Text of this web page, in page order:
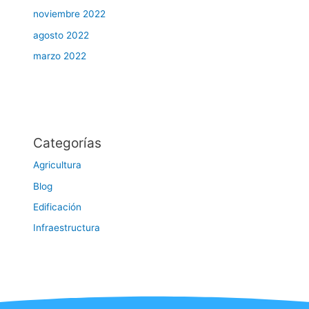
noviembre 2022
agosto 2022
marzo 2022
Categorías
Agricultura
Blog
Edificación
Infraestructura